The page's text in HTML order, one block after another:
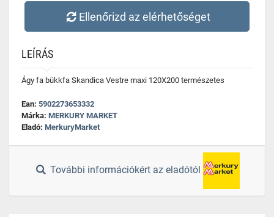
Ellenőrizd az elérhetőséget
LEÍRÁS
Ágy fa bükkfa Skandica Vestre maxi 120X200 természetes
Ean: 5902273653332
Márka: MERKURY MARKET
Eladó: MerkuryMarket
További információkért az eladótól